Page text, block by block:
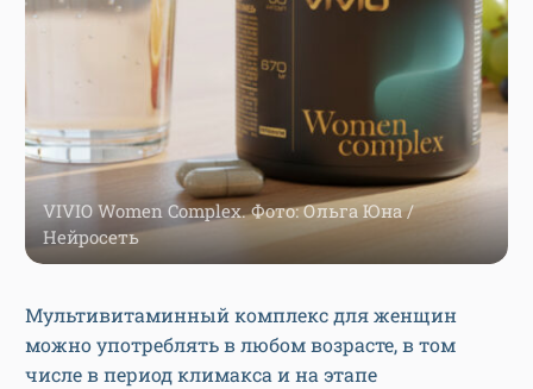
VIVIO Women Complex. Фото: Ольга Юна /
Нейросеть
Мультивитаминный комплекс для женщин
можно употреблять в любом возрасте, в том
числе в период климакса и на этапе